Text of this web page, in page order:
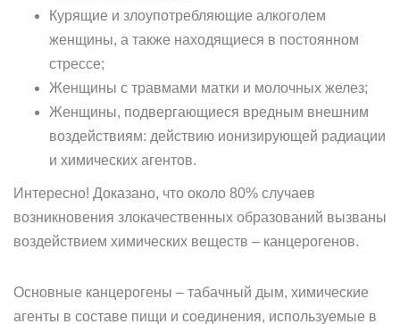
Курящие и злоупотребляющие алкоголем
женщины, а также находящиеся в постоянном
стрессе;
Женщины с травмами матки и молочных желез;
Женщины, подвергающиеся вредным внешним
воздействиям: действию ионизирующей радиации
и химических агентов.
Интересно! Доказано, что около 80% случаев
возникновения злокачественных образований вызваны
воздействием химических веществ – канцерогенов.
Основные канцерогены – табачный дым, химические
агенты в составе пищи и соединения, используемые в